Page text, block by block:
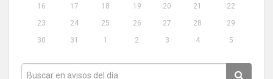
16
17 18 19 20 21
22
23
24 25 26 27 28
29
30
31 1 2 3 4 5